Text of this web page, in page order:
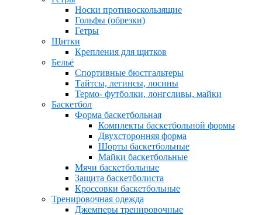
Носки противоскользящие
Гольфы (обрезки)
Гетры
Щитки
Крепления для щитков
Бельё
Спортивные бюстгальтеры
Тайтсы, легинсы, лосины
Термо- футболки, лонгсливы, майки
Баскетбол
Форма баскетбольная
Комплекты баскетбольной формы
Двухсторонняя форма
Шорты баскетбольные
Майки баскетбольные
Мячи баскетбольные
Защита баскетболиста
Кроссовки баскетбольные
Тренировочная одежда
Джемперы тренировочные